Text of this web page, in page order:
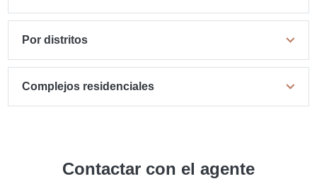
Por distritos
Complejos residenciales
Contactar con el agente